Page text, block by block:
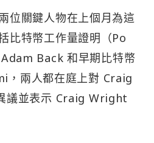
位關鍵人物在上個月為這
比特幣工作量證明（Po
Back 和早期比特幣
兩人都在庭上對 Craig
議並表示 Craig Wright